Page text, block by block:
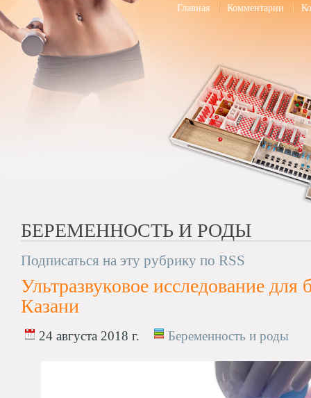
Главная Комментарии
БЕРЕМЕННОСТЬ И РОДЫ
Подписаться на эту рубрику по RSS
Ультразвуковое исследование для
Казани
24 августа 2018 г. Беременность и роды